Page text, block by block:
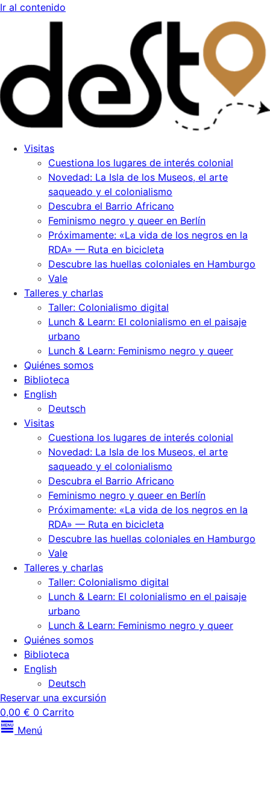
Ir al contenido
Visitas
Cuestiona los lugares de interés colonial
Novedad: La Isla de los Museos, el arte
saqueado y el colonialismo
Descubra el Barrio Africano
Feminismo negro y queer en Berlín
Próximamente: «La vida de los negros en la
RDA» — Ruta en bicicleta
Descubre las huellas coloniales en Hamburgo
Vale
Talleres y charlas
Taller: Colonialismo digital
Lunch & Learn: El colonialismo en el paisaje
urbano
Lunch & Learn: Feminismo negro y queer
Quiénes somos
Biblioteca
English
Deutsch
Visitas
Cuestiona los lugares de interés colonial
Novedad: La Isla de los Museos, el arte
saqueado y el colonialismo
Descubra el Barrio Africano
Feminismo negro y queer en Berlín
Próximamente: «La vida de los negros en la
RDA» — Ruta en bicicleta
Descubre las huellas coloniales en Hamburgo
Vale
Talleres y charlas
Taller: Colonialismo digital
Lunch & Learn: El colonialismo en el paisaje
urbano
Lunch & Learn: Feminismo negro y queer
Quiénes somos
Biblioteca
English
Deutsch
Reservar una excursión
0,00 € 0 Carrito
Menú